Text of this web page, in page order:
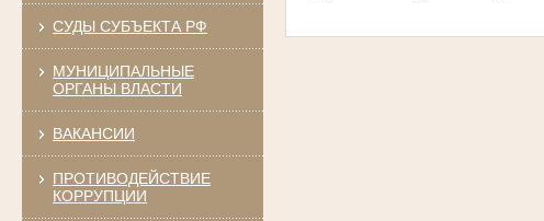
СУДЫ СУБЪЕКТА РФ
МУНИЦИПАЛЬНЫЕ
ОРГАНЫ ВЛАСТИ
ВАКАНСИИ
ПРОТИВОДЕЙСТВИЕ
КОРРУПЦИИ